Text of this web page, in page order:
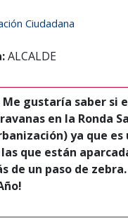
Ciudadana
ALCALDE
Me gustaría saber si
en la Ronda
ya que
que están
de un paso de